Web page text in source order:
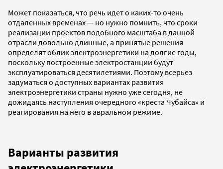
Может показаться, что речь идет о каких-то очень
отдаленных временах — но нужно помнить, что сроки
реализации проектов подобного масштаба в данной
отрасли довольно длинные, а принятые решения
определят облик электроэнергетики на долгие годы,
поскольку построенные электростанции будут
эксплуатироваться десятилетиями. Поэтому всерьез
задуматься о доступных вариантах развития
электроэнергетики страны нужно уже сегодня, не
дожидаясь наступления очередного «креста Чубайса» и
реагирования на него в авральном режиме.
Варианты развития